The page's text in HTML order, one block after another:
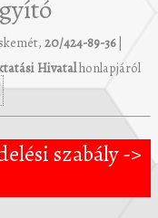
20/424-89-36|
Hivatalhonlapjáról
szabály ->